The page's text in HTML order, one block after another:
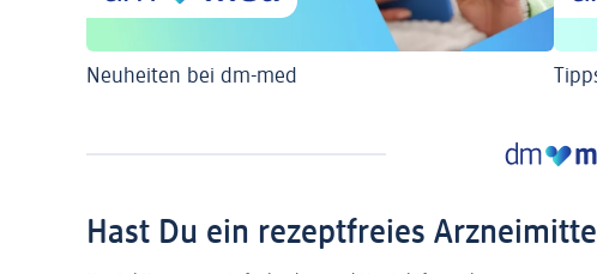
Neuheiten bei dm-med
Hast Du ein rezeptfreies